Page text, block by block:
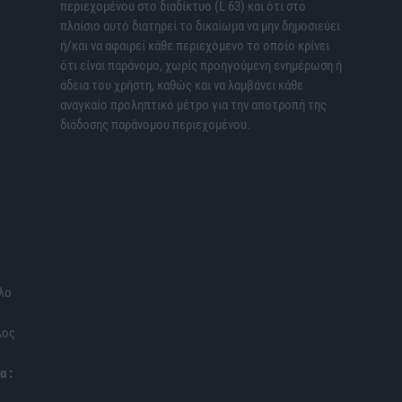
:
περιεχομένου στο διαδίκτυο (L 63) και ότι στο
πλαίσιο αυτό διατηρεί το δικαίωμα να μην δημοσιεύει
ή/και να αφαιρεί κάθε περιεχόμενο το οποίο κρίνει
ότι είναι παράνομο, χωρίς προηγούμενη ενημέρωση ή
άδεια του χρήστη, καθώς και να λαμβάνει κάθε
αναγκαίο προληπτικό μέτρο για την αποτροπή της
διάδοσης παράνομου περιεχομένου.